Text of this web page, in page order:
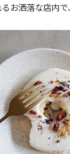
お洒落な店内